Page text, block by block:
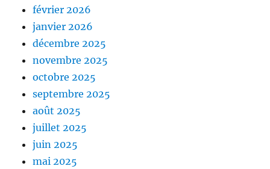
février 2026
janvier 2026
décembre 2025
novembre 2025
octobre 2025
septembre 2025
août 2025
juillet 2025
juin 2025
mai 2025